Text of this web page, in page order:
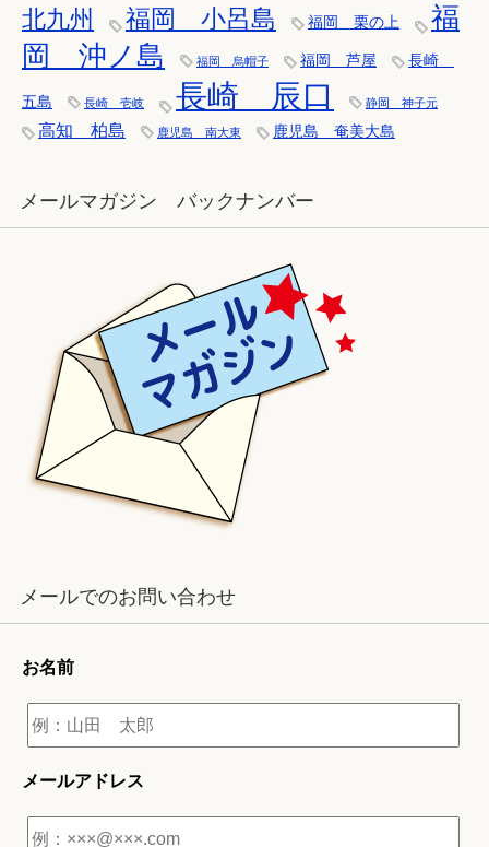
北九州
福岡 小呂島 福岡 栗の上
福
岡 沖ノ島
福岡 烏帽子 福岡 芦屋 長崎
五島 長崎 壱岐 長崎 辰口 静岡 神子元
高知 柏島 鹿児島 南大東 鹿児島 奄美大島
メールマガジン バックナンバー
メールでのお問い合わせ
お名前
メールアドレス